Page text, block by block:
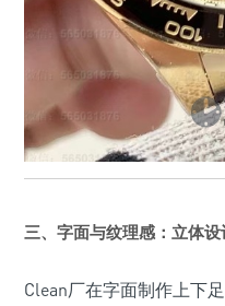
三、字面与纹理感：立体
Clean厂在字面制作上下